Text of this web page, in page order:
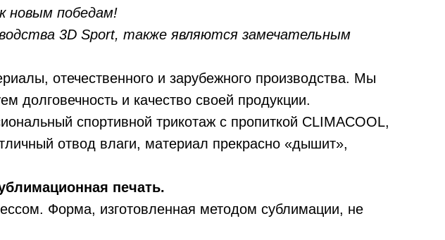
новым победам!
3D Sport, также являются замечательным
отечественного и зарубежного производства. Мы
долговечность и качество своей продукции.
спортивной трикотаж с пропиткой CLIMACOOL,
отвод влаги, материал прекрасно «дышит»,
печать.
Форма, изготовленная методом сублимации, не